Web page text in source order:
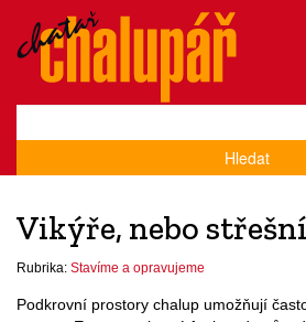
Hledat
Vikýře, nebo
Rubrika: Stavíme a opravujeme
Podkrovní prostory chalup umožňují